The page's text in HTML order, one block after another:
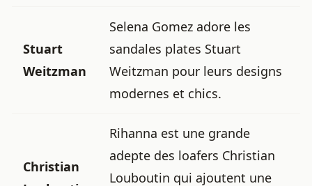
Stuart
Weitzman
Selena Gomez adore les
sandales plates Stuart
Weitzman pour leurs designs
modernes et chics.
Christian
Rihanna est une grande
adepte des loafers Christian
Louboutin qui ajoutent une